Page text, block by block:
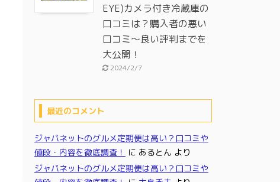
EYE)カメラ付き冷蔵庫の
口コミは？購入者の悪い
口コミ～良い評判までを
大公開！
2024/2/7
最近のコメント
ジャパネットのグルメ定期便は高い？口コミや
値段・内容を徹底調査！
に あるとん より
ジャパネットのグルメ定期便は高い？口コミや